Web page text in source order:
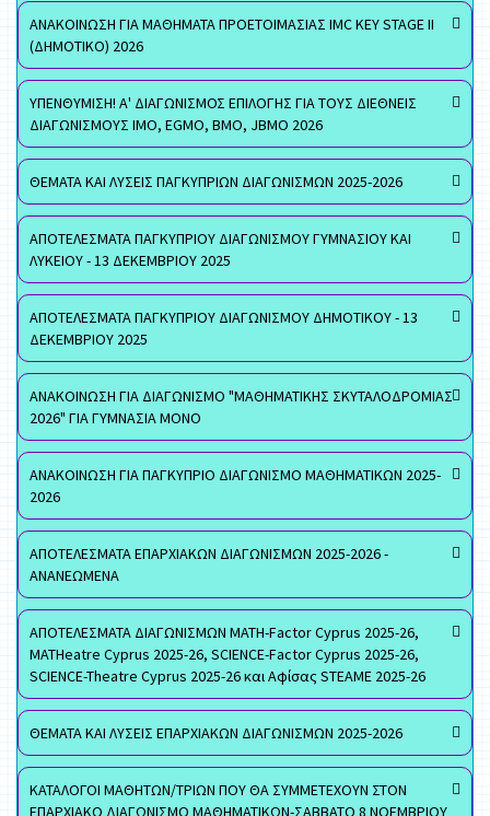
ΑΝΑΚΟΙΝΩΣΗ ΓΙΑ ΜΑΘΗΜΑΤΑ ΠΡΟΕΤΟΙΜΑΣΙΑΣ IMC KEY STAGE II
(ΔΗΜΟΤΙΚΟ) 2026
ΥΠΕΝΘΥΜΙΣΗ! Α' ΔΙΑΓΩΝΙΣΜΟΣ ΕΠΙΛΟΓΗΣ ΓΙΑ ΤΟΥΣ ΔΙΕΘΝΕΙΣ
ΔΙΑΓΩΝΙΣΜΟΥΣ ΙΜΟ, EGMO, ΒΜΟ, JBMO 2026
ΘΕΜΑΤΑ ΚΑΙ ΛΥΣΕΙΣ ΠΑΓΚΥΠΡΙΩΝ ΔΙΑΓΩΝΙΣΜΩΝ 2025-2026
ΑΠΟΤΕΛΕΣΜΑΤΑ ΠΑΓΚΥΠΡΙΟΥ ΔΙΑΓΩΝΙΣΜΟΥ ΓΥΜΝΑΣΙΟΥ ΚΑΙ
ΛΥΚΕΙΟΥ - 13 ΔΕΚΕΜΒΡΙΟΥ 2025
ΑΠΟΤΕΛΕΣΜΑΤΑ ΠΑΓΚΥΠΡΙΟΥ ΔΙΑΓΩΝΙΣΜΟΥ ΔΗΜΟΤΙΚΟΥ - 13
ΔΕΚΕΜΒΡΙΟΥ 2025
ΑΝΑΚΟΙΝΩΣΗ ΓΙΑ ΔΙΑΓΩΝΙΣΜΟ "ΜΑΘΗΜΑΤΙΚΗΣ ΣΚΥΤΑΛΟΔΡΟΜΙΑΣ
2026" ΓΙΑ ΓΥΜΝΑΣΙΑ ΜΟΝΟ
ΑΝΑΚΟΙΝΩΣΗ ΓΙΑ ΠΑΓΚΥΠΡΙΟ ΔΙΑΓΩΝΙΣΜΟ ΜΑΘΗΜΑΤΙΚΩΝ 2025-
2026
ΑΠΟΤΕΛΕΣΜΑΤΑ ΕΠΑΡΧΙΑΚΩΝ ΔΙΑΓΩΝΙΣΜΩΝ 2025-2026 -
ΑΝΑΝΕΩΜΕΝΑ
ΑΠΟΤΕΛΕΣΜΑΤΑ ΔΙΑΓΩΝΙΣΜΩΝ MATH-Factor Cyprus 2025-26,
MATHeatre Cyprus 2025-26, SCIENCE-Factor Cyprus 2025-26,
SCIENCE-Theatre Cyprus 2025-26 και Αφίσας STEAME 2025-26
ΘΕΜΑΤΑ ΚΑΙ ΛΥΣΕΙΣ ΕΠΑΡΧΙΑΚΩΝ ΔΙΑΓΩΝΙΣΜΩΝ 2025-2026
ΚΑΤΑΛΟΓΟΙ ΜΑΘΗΤΩΝ/ΤΡΙΩΝ ΠΟΥ ΘΑ ΣΥΜΜΕΤΕΧΟΥΝ ΣΤΟΝ
ΕΠΑΡΧΙΑΚΟ ΔΙΑΓΩΝΙΣΜΟ ΜΑΘΗΜΑΤΙΚΩΝ-ΣΑΒΒΑΤΟ 8 ΝΟΕΜΒΡΙΟΥ